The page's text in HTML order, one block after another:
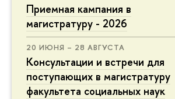
Приемная кампания в
магистратуру - 2026
20 ИЮНЯ – 28 АВГУСТА
Консультации и встречи для
поступающих в магистратуру
факультета социальных наук